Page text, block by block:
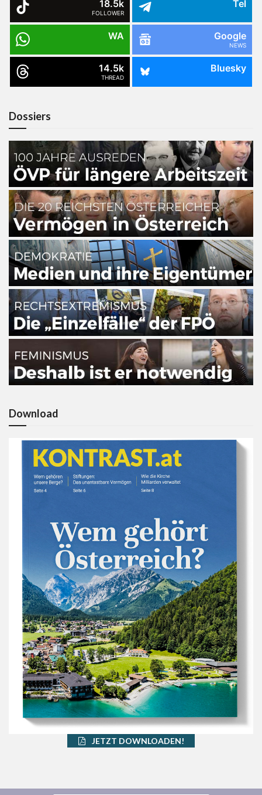
18.5k
FOLLOWER
Tel
WA Google
NEWS
14.5k
THREAD
Bluesky
Dossiers
Download
JETZT DOWNLOADEN!